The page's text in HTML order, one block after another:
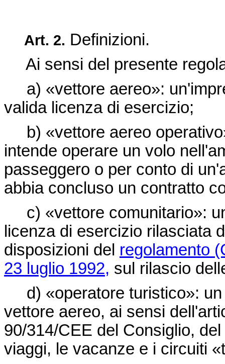
Art. 2. Definizioni.
Ai sensi del presente
a) «vettore aereo»:
valida licenza di esercizio;
b) «vettore aereo
intende operare un volo
passeggero o per conto di
abbia concluso un contratto
c) «vettore comunitario»:
licenza di esercizio rilasciata
disposizioni del regolamento
23 luglio 1992, sul rilascio
d) «operatore turistico»: un
vettore aereo, ai sensi
90/314/CEE del Consiglio,
viaggi, le vacanze e i circuiti